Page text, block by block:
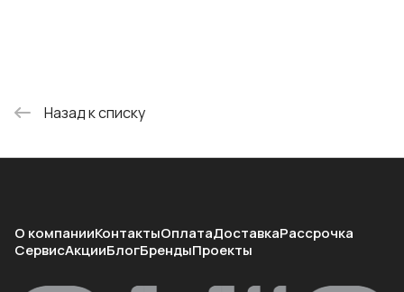
Назад к списку
О компанииКонтактыОплатаДоставкаРассрочка
СервисАкцииБлогБрендыПроекты